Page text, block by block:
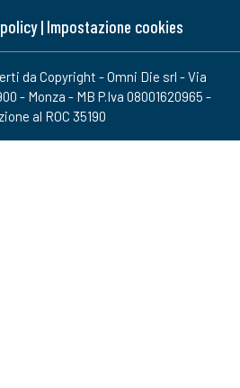
| Impostazione cookies
da Copyright - Omni Die srl - Via
- Monza - MB P.Iva 08001620965 -
al ROC 35190